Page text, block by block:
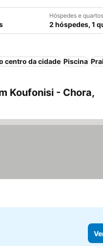
Hóspedes e quartos
2 hóspedes, 1
centro da cidade Piscina
Koufonisi - Chora,